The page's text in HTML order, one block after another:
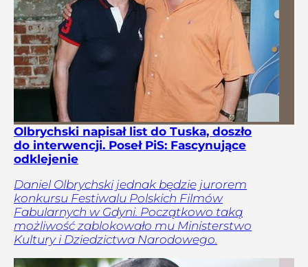
Olbrychski napisał list do Tuska, doszło
do interwencji. Poseł PiS: Fascynujące
odklejenie
Daniel Olbrychski jednak będzie jurorem
konkursu Festiwalu Polskich Filmów
Fabularnych w Gdyni. Początkowo taką
możliwość zablokowało mu Ministerstwo
Kultury i Dziedzictwa Narodowego.